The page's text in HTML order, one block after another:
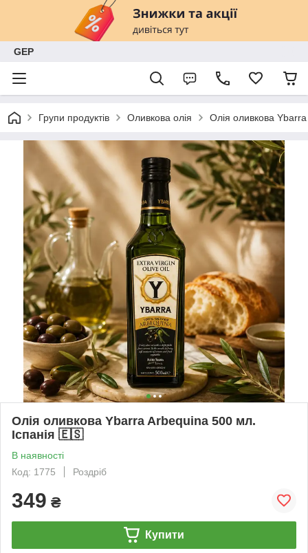
GEP
Групи продуктів Оливкова олія Олія оливкова
Олія оливкова Ybarra Arbequina 500 мл.
Іспанія 🇪🇸
В наявності
Код: 1775
Роздріб
349 ₴
Купити